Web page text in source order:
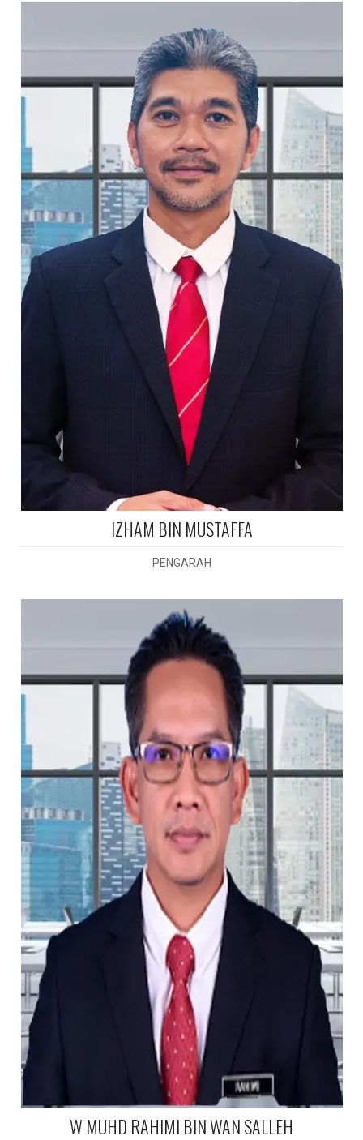
IZHAM BIN MUSTAFFA
PENGARAH
W MUHD RAHIMI BIN WAN SALLEH